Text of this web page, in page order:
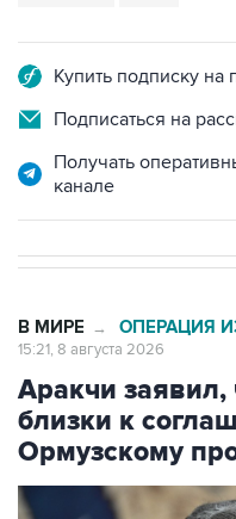
Купить подписку
Подписаться на
Получать
канале
В МИРЕ → ОПЕРАЦИЯ
15:21, 8 августа 2026
Аракчи
близки к
Ормузскому